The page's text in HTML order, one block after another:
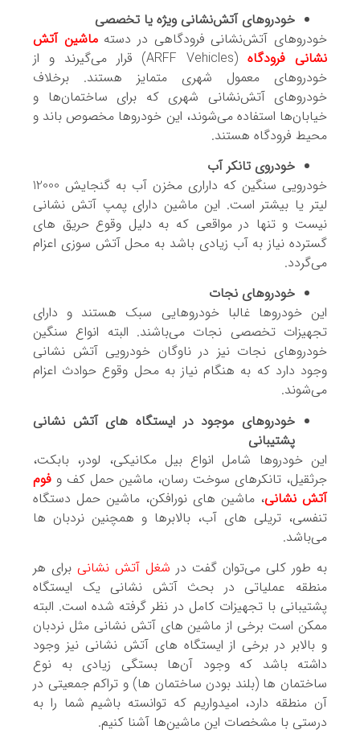
خودروهای آتش‌نشانی ویژه یا تخصصی
خودروهای آتش‌نشانی فرودگاهی در دستهماشین آتش
نشانی فرودگاه
(ARFF Vehicles) قرار می‌گیرند و از
خودروهای معمول شهری متمایز هستند. برخلاف
خودروهای آتش‌نشانی شهری که برای ساختمان‌ها و
خیابان‌ها استفاده می‌شوند، این خودروها مخصوص باند و
محیط فرودگاه هستند.
خودروی تانکر آب
خودرویی سنگین که داراری مخزن آب به گنجایش 12000
لیتر یا بیشتر است. این ماشین دارای پمپ آتش نشانی
نیست و تنها در مواقعی که به دلیل وقوع حریق های
گسترده نیاز به آب زیادی باشد به محل آتش سوزی اعزام
می‌گردد.
خودروهای نجات
این خودروها غالبا خودروهایی سبک هستند و دارای
تجهیزات تخصصی نجات می‌باشند. البته انواع سنگین
خودروهای نجات نیز در ناوگان خودرویی آتش نشانی
وجود دارد که به هنگام نیاز به محل وقوع حوادث اعزام
می‌شوند.
خودروهای موجود در ایستگاه های آتش نشانی
پشتیبانی
این خودروها شامل انواع بیل مکانیکی، لودر، بابکت،
جرثقیل، تانکرهای سوخت رسان، ماشین حمل کف وفوم
آتش نشانی، ماشین های نورافکن، ماشین حمل دستگاه
تنفسی، تریلی های آب، بالابرها و همچنین نردبان ها
می‌باشد.
به طور کلی می‌توان گفت درشغل آتش نشانیبرای هر
منطقه عملیاتی در بحث آتش نشانی یک ایستگاه
پشتیبانی با تجهیزات کامل در نظر گرفته شده است. البته
ممکن است برخی از ماشین های آتش نشانی مثل نردبان
و بالابر در برخی از ایستگاه های آتش نشانی نیز وجود
داشته باشد که وجود آن‌ها بستگی زیادی به نوع
ساختمان ها (بلند بودن ساختمان ها) و تراکم جمعیتی در
آن منطقه دارد، امیدواریم که توانسته باشیم شما را به
درستی با مشخصات این ماشین‌ها آشنا کنیم.